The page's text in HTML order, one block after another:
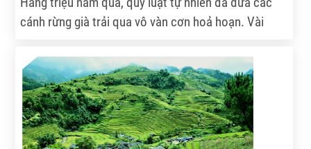
cánh rừng già trải qua vô vàn cơn hoả hoạn. Vài
rừng rậm rạp được huấn luyện để dập lửa càng
nhanh càng tốt. Song có ý kiến quả quyết rằng,
thành công ngày càng cao trong chữa cháy chưa
hẳn đã là một tín hiệu đáng mừng.